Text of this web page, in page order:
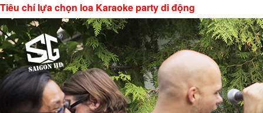
Tiêu chí lựa chọn loa Karaoke party di động